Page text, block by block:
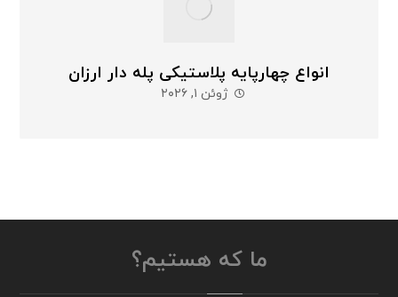
انواع چهارپایه پلاستیکی پله دار ارزان
ژوئن ۱, ۲۰۲۶
ما که هستیم؟